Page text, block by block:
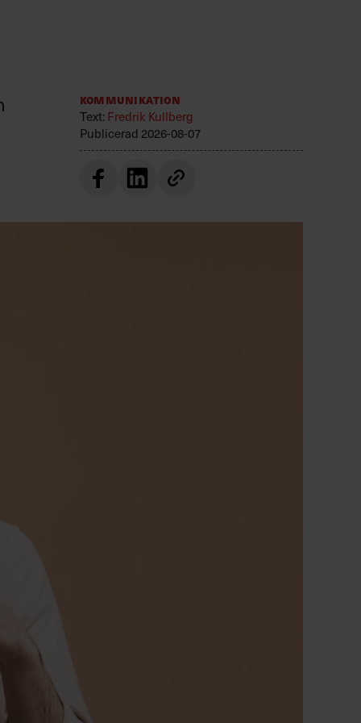
Kommunikation
Text:Fredrik Kullberg
Publicerad 2026-08-07